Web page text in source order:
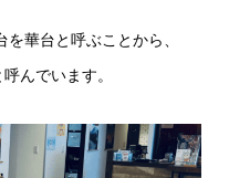
華台と呼ぶことから、
んでいます。